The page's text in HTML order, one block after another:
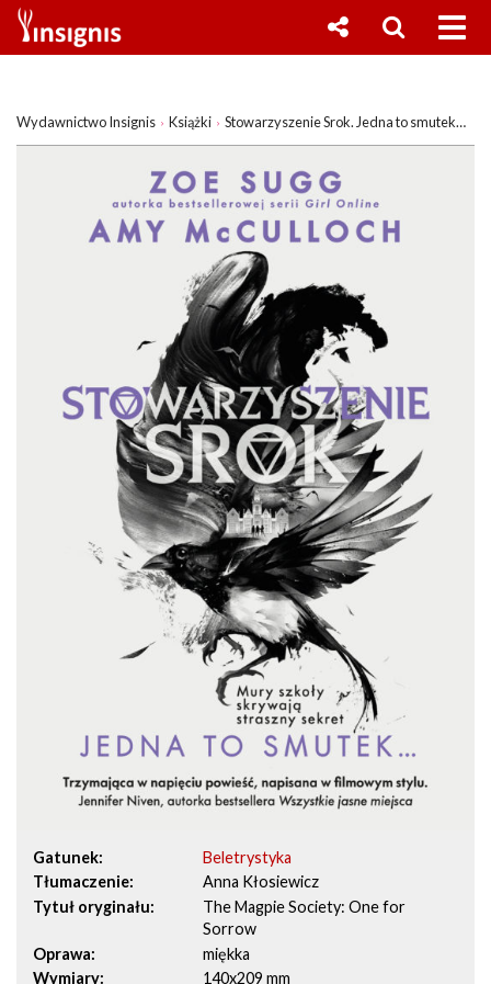
Wydawnictwo Insignis Książki Stowarzyszenie Srok. Jedna to smutek…
Gatunek
Beletrystyka
Tłumaczenie
Anna Kłosiewicz
Tytuł oryginału
The Magpie Society: One for
Sorrow
Oprawa
miękka
Wymiary
140x209 mm